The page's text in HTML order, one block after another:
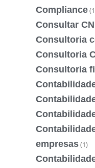
Compliance
Consultar
Consultoria
Consultoria
Consultoria
empresas(1)